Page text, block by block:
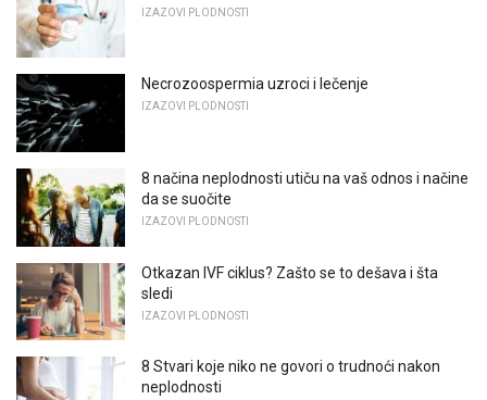
IZAZOVI PLODNOSTI
Necrozoospermia uzroci i lečenje
IZAZOVI PLODNOSTI
8 načina neplodnosti utiču na vaš odnos i načine
da se suočite
IZAZOVI PLODNOSTI
Otkazan IVF ciklus? Zašto se to dešava i šta
sledi
IZAZOVI PLODNOSTI
8 Stvari koje niko ne govori o trudnoći nakon
neplodnosti